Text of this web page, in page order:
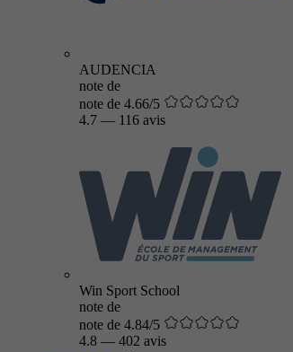
AUDENCIA
note de
note de 4.66/5
4.7 — 116 avis
Win Sport School
note de
note de 4.84/5
4.8 — 402 avis